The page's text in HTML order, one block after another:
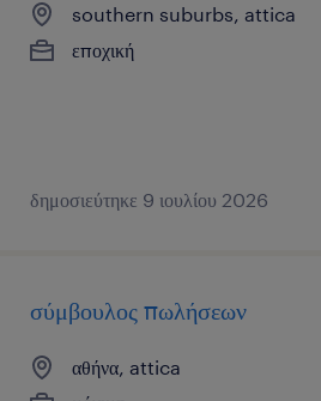
southern suburbs, attica
εποχική
δημοσιεύτηκε 9 ιουλίου 2026
σύμβουλος πωλήσεων
αθήνα, attica